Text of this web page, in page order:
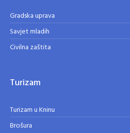
Gradska uprava
Savjet mladih
Civilna zaštita
Turizam
Turizam u Kninu
Brošura